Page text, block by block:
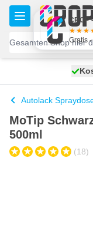
Zum Inhalt springen
Autolack
MoTip
500ml
(18)
Gratis